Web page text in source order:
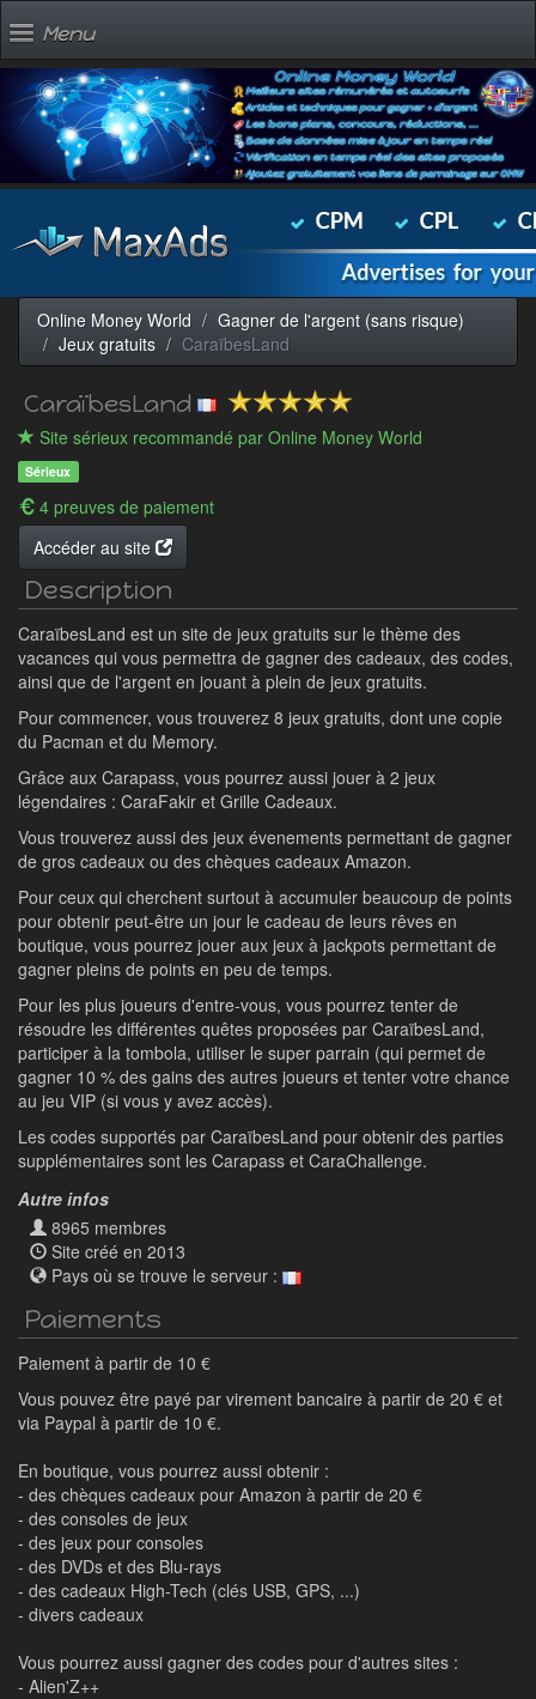
Menu
Online Money World
Gagner de l'argent (sans risque)
Jeux gratuits
CaraïbesLand
CaraïbesLand
Site sérieux recommandé par Online Money World
Sérieux
4 preuves de paiement
Accéder au site
Description
CaraïbesLand est un site de jeux gratuits sur le thème des
vacances qui vous permettra de gagner des cadeaux, des codes,
ainsi que de l'argent en jouant à plein de jeux gratuits.
Pour commencer, vous trouverez 8 jeux gratuits, dont une copie
du Pacman et du Memory.
Grâce aux Carapass, vous pourrez aussi jouer à 2 jeux
légendaires : CaraFakir et Grille Cadeaux.
Vous trouverez aussi des jeux évenements permettant de gagner
de gros cadeaux ou des chèques cadeaux Amazon.
Pour ceux qui cherchent surtout à accumuler beaucoup de points
pour obtenir peut-être un jour le cadeau de leurs rêves en
boutique, vous pourrez jouer aux jeux à jackpots permettant de
gagner pleins de points en peu de temps.
Pour les plus joueurs d'entre-vous, vous pourrez tenter de
résoudre les différentes quêtes proposées par CaraïbesLand,
participer à la tombola, utiliser le super parrain (qui permet de
gagner 10 % des gains des autres joueurs et tenter votre chance
au jeu VIP (si vous y avez accès).
Les codes supportés par CaraïbesLand pour obtenir des parties
supplémentaires sont les Carapass et CaraChallenge.
Autre infos
8965 membres
Site créé en 2013
Pays où se trouve le serveur :
Paiements
Paiement à partir de 10 €
Vous pouvez être payé par virement bancaire à partir de 20 € et
via Paypal à partir de 10 €.
En boutique, vous pourrez aussi obtenir :
- des chèques cadeaux pour Amazon à partir de 20 €
- des consoles de jeux
- des jeux pour consoles
- des DVDs et des Blu-rays
- des cadeaux High-Tech (clés USB, GPS, ...)
- divers cadeaux
Vous pourrez aussi gagner des codes pour d'autres sites :
- Alien'Z++